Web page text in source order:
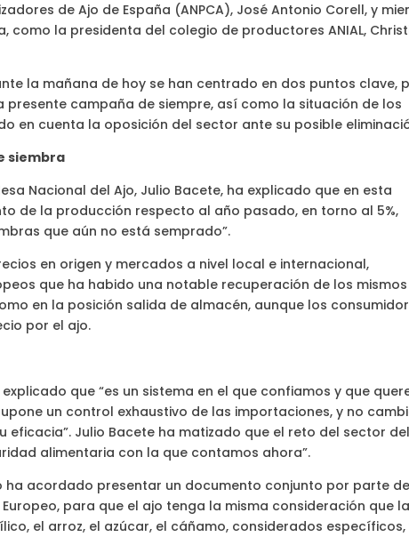
de Ajo de España (ANPCA), José Antonio Corell, y
como la presidenta del colegio de productores ANIAL,
la mañana de hoy se han centrado en dos puntos clave,
presente campaña de siempre, así como la situación de los
en cuenta la oposición del sector ante su posible
siembra
Nacional del Ajo, Julio Bacete, ha explicado que en esta
de la producción respecto al año pasado, en torno al 5%,
que aún no está semprado”.
en origen y mercados a nivel local e internacional,
que ha habido una notable recuperación de los
en la posición salida de almacén, aunque los
por el ajo.
que “es un sistema en el que confiamos y que
un control exhaustivo de las importaciones, y no
eficacia”. Julio Bacete ha matizado que el reto del sector
alimentaria con la que contamos ahora”.
ha acordado presentar un documento conjunto por parte
para que el ajo tenga la misma consideración que
el arroz, el azúcar, el cáñamo, considerados específicos,